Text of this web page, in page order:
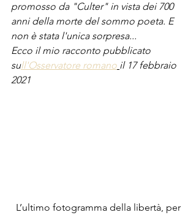
promosso da "Culter" in vista dei 700
anni della morte del sommo poeta. E
non è stata l'unica sorpresa...
Ecco il mio racconto pubblicato
sull'Osservatore romano il 17 febbraio
2021